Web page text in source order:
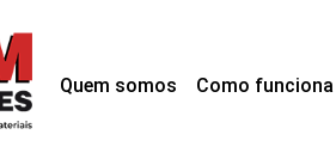
Quem somos Como funciona